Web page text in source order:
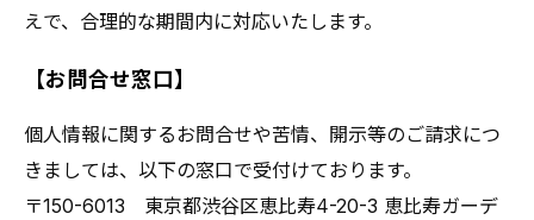
えで、合理的な期間内に対応いたします。
【お問合せ窓口】
個人情報に関するお問合せや苦情、開示等のご請求につ
きましては、以下の窓口で受付けております。
〒150-6013 東京都渋谷区恵比寿4-20-3 恵比寿ガーデ